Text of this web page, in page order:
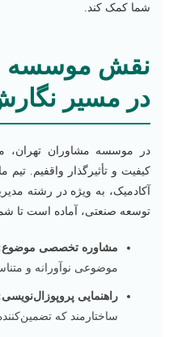
شما کمک کند.
نقش موسسه
در مسیر
در موسسه مشاوران تهران،
کیفیت و تأثیرگذار واقفیم.
آکادمیک، به ویژه در رشته
توسعه صنعتی، آماده است تا
مشاوره تخصصی
موضوعی نوآورانه و
راهنمایی
ساختارمند که